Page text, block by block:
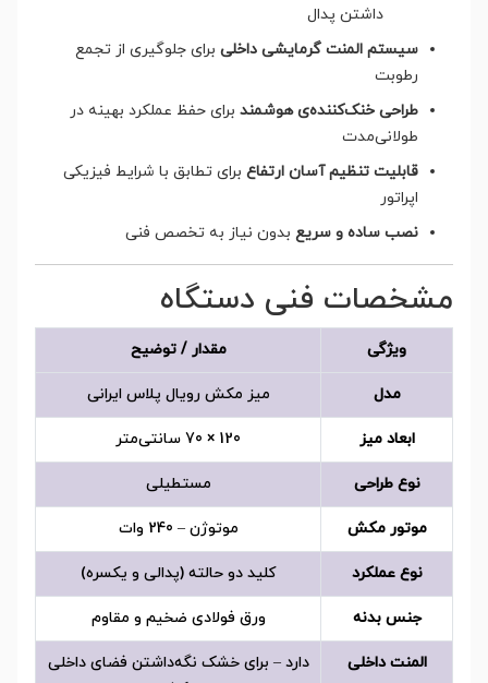
داشتن پدال
سیستم المنت گرمایشی داخلی برای جلوگیری از تجمع
رطوبت
طراحی خنک‌کننده‌ی هوشمند برای حفظ عملکرد بهینه در
طولانی‌مدت
قابلیت تنظیم آسان ارتفاع برای تطابق با شرایط فیزیکی
اپراتور
نصب ساده و سریع بدون نیاز به تخصص فنی
مشخصات فنی دستگاه
ویژگی مقدار / توضیح
مدل میز مکش رویال پلاس ایرانی
ابعاد میز 120 × 70 سانتی‌متر
نوع طراحی مستطیلی
موتور مکش موتوژن – 240 وات
نوع عملکرد کلید دو حالته (پدالی و یکسره)
جنس بدنه ورق فولادی ضخیم و مقاوم
المنت داخلی
دارد – برای خشک نگه‌داشتن فضای داخلی